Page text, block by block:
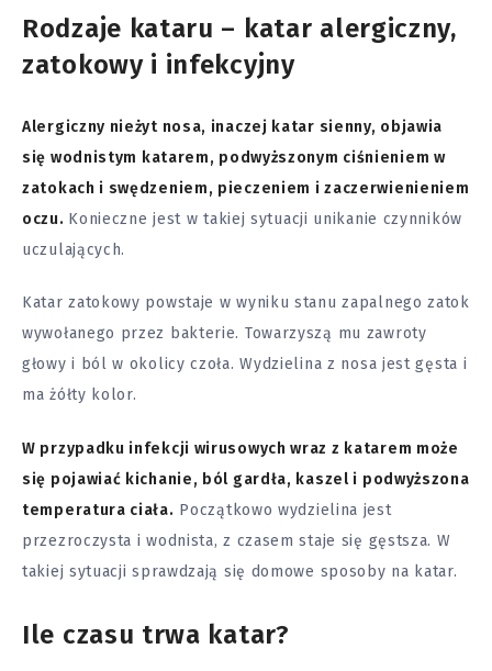
Rodzaje kataru – katar alergiczny,
zatokowy i infekcyjny
Alergiczny nieżyt nosa, inaczej katar sienny, objawia
się wodnistym katarem, podwyższonym ciśnieniem w
zatokach i swędzeniem, pieczeniem i zaczerwienieniem
oczu. Konieczne jest w takiej sytuacji unikanie czynników
uczulających.
Katar zatokowy powstaje w wyniku stanu zapalnego zatok
wywołanego przez bakterie. Towarzyszą mu zawroty
głowy i ból w okolicy czoła. Wydzielina z nosa jest gęsta i
ma żółty kolor.
W przypadku infekcji wirusowych wraz z katarem może
się pojawiać kichanie, ból gardła, kaszel i podwyższona
temperatura ciała. Początkowo wydzielina jest
przezroczysta i wodnista, z czasem staje się gęstsza. W
takiej sytuacji sprawdzają się domowe sposoby na katar.
Ile czasu trwa katar?